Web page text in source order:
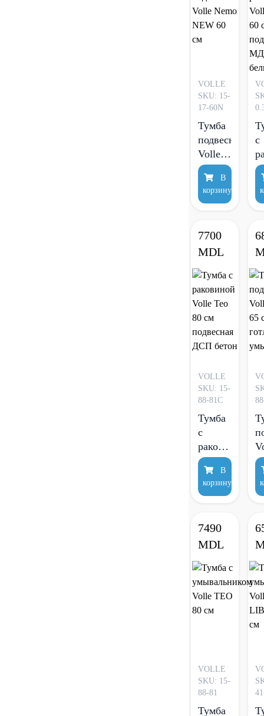
VOLLE
SKU: 15-
17-60N
Тумба
подвесная
Volle
Nemo
NEW
60 см
В
корзину
с
7700
MDL
VOLLE
SKU: 15-
88-81C
Тумба
с
раковиной
Volle
Teo 80
см
бетон
В
корзину
7490
MDL
VOLLE
SKU: 15-
88-81
Тумба